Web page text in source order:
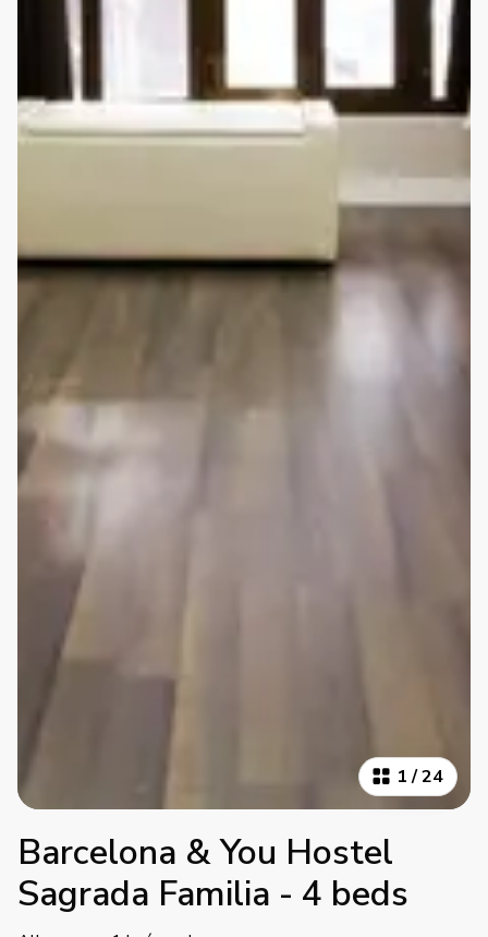
1/24
Barcelona & You Hostel
Sagrada Familia - 4 beds